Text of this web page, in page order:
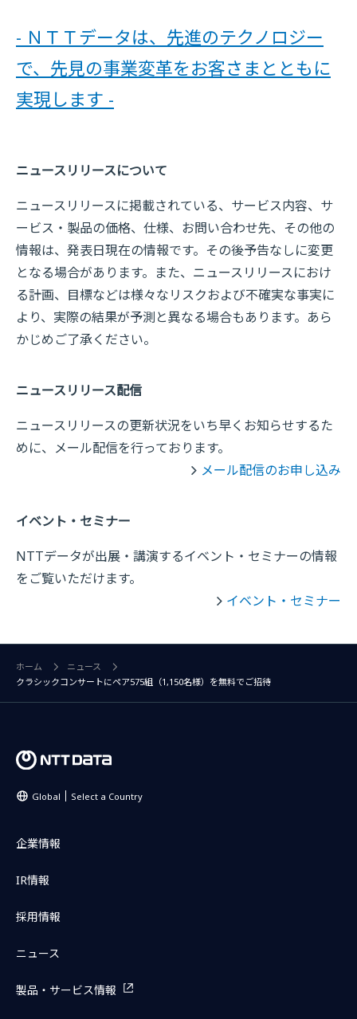
- ＮＴＴデータは、先進のテクノロジー
で、先見の事業変革をお客さまとともに
実現します -
ニュースリリースについて
ニュースリリースに掲載されている、サービス内容、サ
ービス・製品の価格、仕様、お問い合わせ先、その他の
情報は、発表日現在の情報です。その後予告なしに変更
となる場合があります。また、ニュースリリースにおけ
る計画、目標などは様々なリスクおよび不確実な事実に
より、実際の結果が予測と異なる場合もあります。あら
かじめご了承ください。
ニュースリリース配信
ニュースリリースの更新状況をいち早くお知らせするた
めに、メール配信を行っております。
メール配信のお申し込み
イベント・セミナー
NTTデータが出展・講演するイベント・セミナーの情報
をご覧いただけます。
イベント・セミナー
ホーム
ニュース
クラシックコンサートにペア575組（1,150名様）を無料でご招待
Global Select a Country
企業情報
IR情報
採用情報
ニュース
製品・サービス情報